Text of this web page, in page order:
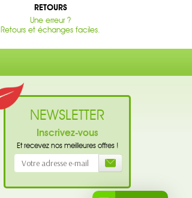
RETOURS
Une erreur ?
Retours et échanges faciles.
NEWSLETTER
Inscrivez-vous
Et recevez nos meilleures offres !